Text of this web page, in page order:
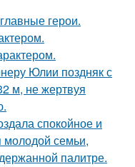
герои.
Юлии поздняк с
м, не жертвуя
спокойное и
молодой семьи,
палитре.